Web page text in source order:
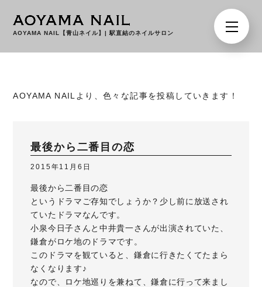
AOYAMA NAIL【青山ネイル】| 駅直結のネイルサロン
AOYAMA NAILより、色々な記事を投稿していきます！
最後から二番目の恋
2015年11月6日
最後から二番目の恋
というドラマご存知でしょうか？少し前に放送され
ていたドラマなんです。
小泉今日子さんと中井貴一さんが出演されていた、
鎌倉がロケ地のドラマです。
このドラマを観ていると、鎌倉に行きたくてたまら
なくなります♪
なので、ロケ地巡りを兼ねて、鎌倉に行って来まし